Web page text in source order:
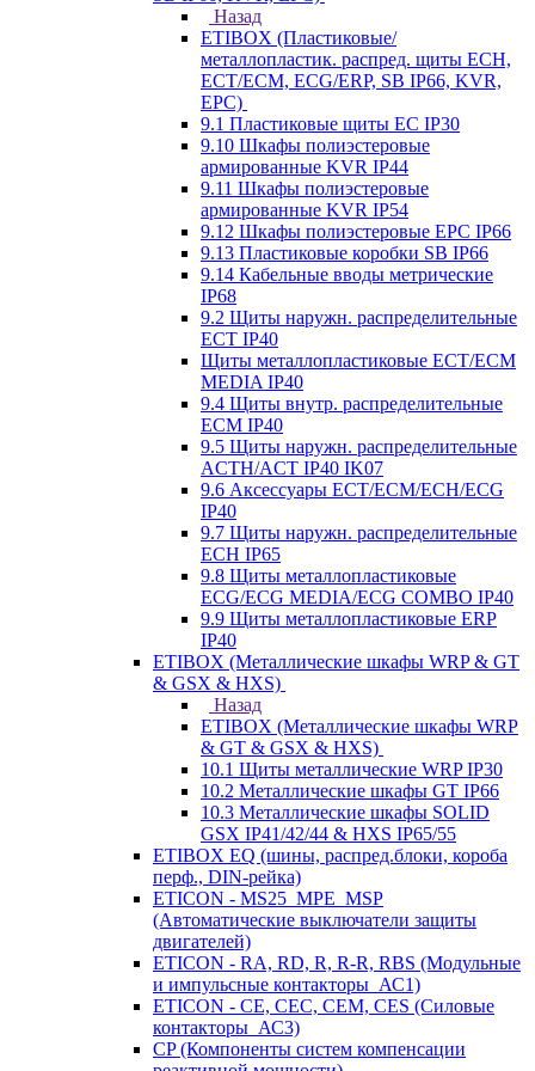
Назад
ETIBOX (Пластиковые/
металлопластик. распред. щиты ECH,
ECT/ECM, ECG/ERP, SB IP66, KVR,
EPC)
9.1 Пластиковые щиты EC IP30
9.10 Шкафы полиэстеровые
армированные KVR IP44
9.11 Шкафы полиэстеровые
армированные KVR IP54
9.12 Шкафы полиэстеровые EPC IP66
9.13 Пластиковые коробки SB IP66
9.14 Кабельные вводы метрические
IP68
9.2 Щиты наружн. распределительные
ECT IP40
Щиты металлопластиковые ECT/ECM
MEDIA IP40
9.4 Щиты внутр. распределительные
ECМ IP40
9.5 Щиты наружн. распределительные
ACTH/ACT IP40 IK07
9.6 Аксессуары ECT/ECM/ECH/ECG
IP40
9.7 Щиты наружн. распределительные
ECH IP65
9.8 Щиты металлопластиковые
ECG/ECG MEDIA/ECG COMBO IP40
9.9 Щиты металлопластиковые ERP
IP40
ETIBOX (Металлические шкафы WRP & GT
& GSX & HXS)
Назад
ETIBOX (Металлические шкафы WRP
& GT & GSX & HXS)
10.1 Щиты металлические WRP IP30
10.2 Металлические шкафы GT IP66
10.3 Металлические шкафы SOLID
GSX IP41/42/44 & HXS IP65/55
ETIBOX EQ (шины, распред.блоки, короба
перф., DIN-рейка)
ETICON - MS25_MPE_MSP
(Автоматические выключатели защиты
двигателей)
ETICON - RA, RD, R, R-R, RBS (Модульные
и импульсные контакторы_АС1)
ETICON - CE, CEC, CEM, CES (Силовые
контакторы_АС3)
CP (Компоненты систем компенсации